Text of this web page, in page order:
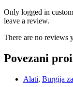
Only logged in
leave a review.
There are no reviews
Povezani
Alati, Burgija